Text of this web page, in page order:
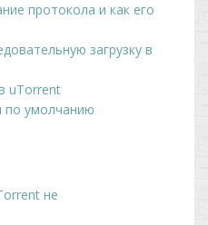
протокола и как его
загрузку в
uTorrent
по умолчанию
не